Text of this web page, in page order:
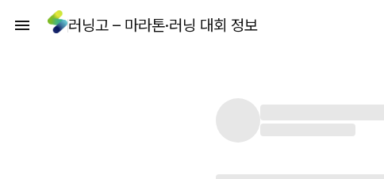
러닝고 – 마라톤·러닝 대회 정보